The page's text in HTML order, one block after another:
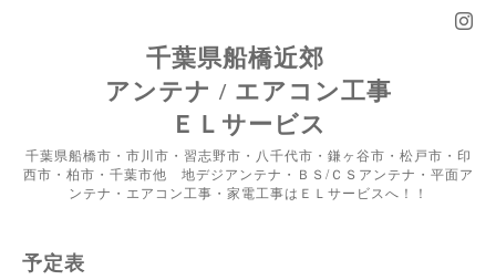
千葉県船橋近郊
アンテナ / エアコン工事
ＥＬサービス
千葉県船橋市・市川市・習志野市・八千代市・鎌ヶ谷市・松戸市・印
西市・柏市・千葉市他 地デジアンテナ・ＢＳ/ＣＳアンテナ・平面ア
ンテナ・エアコン工事・家電工事はＥＬサービスへ！！
予定表